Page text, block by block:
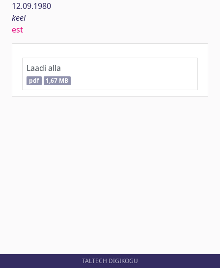
12.09.1980
keel
est
Laadi alla
pdf 1,67 MB
TALTECH DIGIKOGU